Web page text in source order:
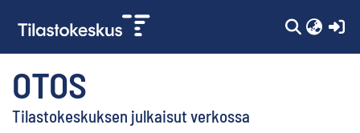
OTOS
Tilastokeskuksen julkaisut verkossa